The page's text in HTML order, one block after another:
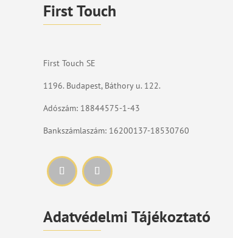
First Touch
First Touch SE
1196. Budapest, Báthory u. 122.
Adószám: 18844575-1-43
Bankszámlaszám: 16200137-18530760
Adatvédelmi Tájékoztató